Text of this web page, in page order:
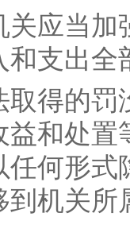
当加
支出全
的罚
益和处
任何形
到机关